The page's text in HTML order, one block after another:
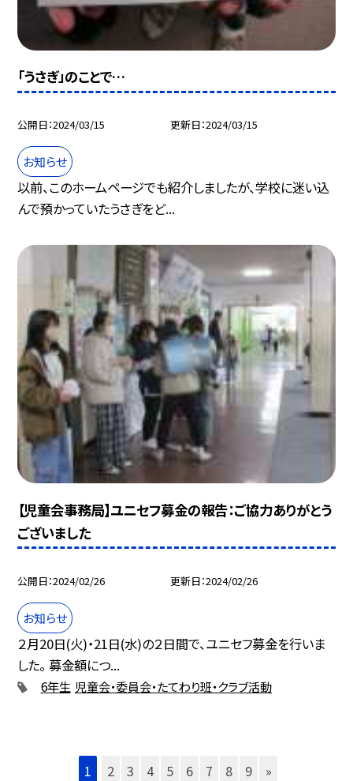
「うさぎ」のことで…
公開日 2024/03/15 更新日 2024/03/15
お知らせ
以前、このホームページでも紹介しましたが、学校に迷い込
んで預かっていたうさぎをど...
【児童会事務局】ユニセフ募金の報告：ご協力ありがとう
ございました
公開日 2024/02/26 更新日 2024/02/26
お知らせ
２月20日(火)・21日(水)の２日間で、ユニセフ募金を行いま
した。 募金額につ...
6年生 児童会・委員会・たてわり班・クラブ活動
1 2 3 4 5 6 7 8 9 »